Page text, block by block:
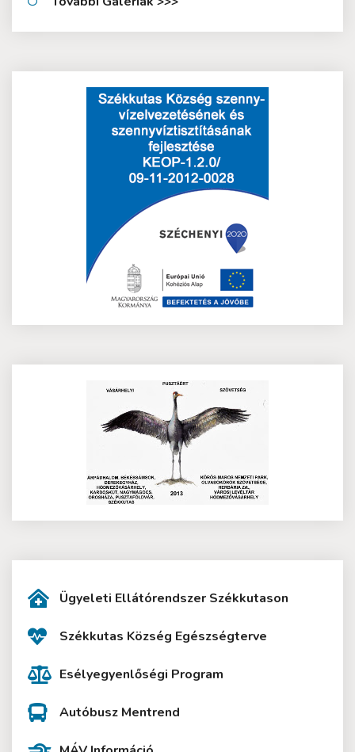
Ügyeleti Ellátórendszer Székkutason
Székkutas Község Egészségterve
Esélyegyenlőségi Program
Autóbusz Mentrend